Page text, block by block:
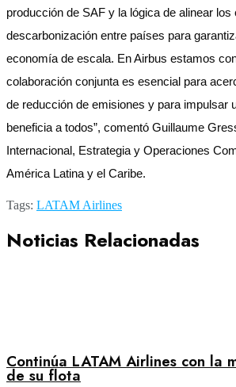
producción de SAF y la lógica de alinear los
descarbonización entre países para
economía de escala. En Airbus estamos
colaboración conjunta es esencial para
de reducción de emisiones y para impulsar
beneficia a todos”, comentó Guillaume
Internacional, Estrategia y Operaciones
América Latina y el Caribe.
Tags: LATAM Airlines
Noticias Relacionadas
Continúa LATAM Airlines con la
de su flota